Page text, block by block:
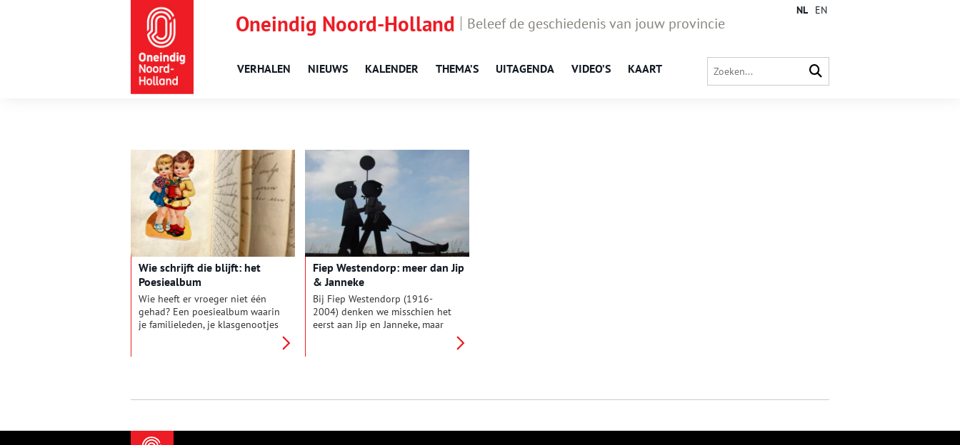
Oneindig Noord-Holland Beleef de geschiedenis van jouw provincie
VERHALEN NIEUWS KALENDER THEMA’S UITAGENDA VIDEO’S KAART
NL EN
Wie schrijft die blijft: het
Poesiealbum
Wie heeft er vroeger niet één
gehad? Een poesiealbum waarin
je familieleden, je klasgenootjes
poesieplaatjes geplakt of er iets
Fiep Westendorp: meer dan Jip
& Janneke
Bij Fiep Westendorp (1916-
2004) denken we misschien het
eerst aan Jip en Janneke, maar
boekjes en tekenfilms konden